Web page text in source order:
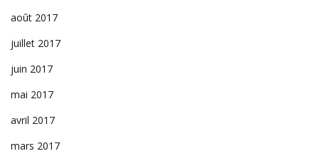
août 2017
juillet 2017
juin 2017
mai 2017
avril 2017
mars 2017